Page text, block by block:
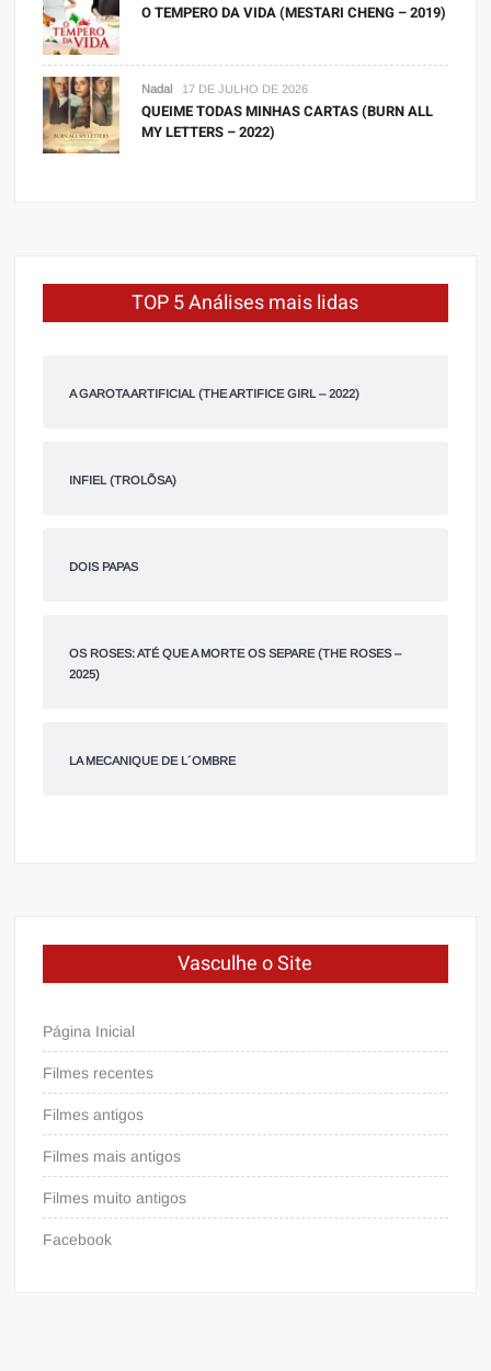
O TEMPERO DA VIDA (MESTARI CHENG – 2019)
Nadal 17 DE JULHO DE 2026
QUEIME TODAS MINHAS CARTAS (BURN ALL
MY LETTERS – 2022)
TOP 5 Análises mais lidas
A GAROTA ARTIFICIAL (THE ARTIFICE GIRL – 2022)
INFIEL (TROLÕSA)
DOIS PAPAS
OS ROSES: ATÉ QUE A MORTE OS SEPARE (THE ROSES –
2025)
LA MECANIQUE DE L´OMBRE
Vasculhe o Site
Página Inicial
Filmes recentes
Filmes antigos
Filmes mais antigos
Filmes muito antigos
Facebook